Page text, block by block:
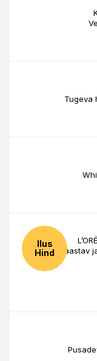
Tugeva
Ilus
Hind
Blondifier taastav